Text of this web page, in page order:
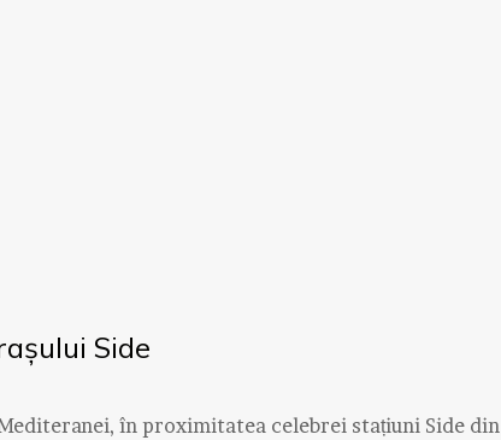
Side
în proximitatea celebrei stațiuni Side din